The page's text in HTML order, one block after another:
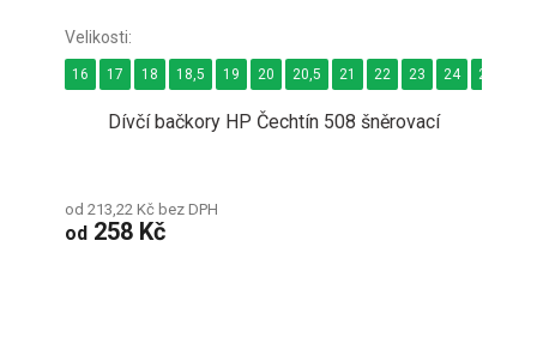
Dívčí bačkory HP Čechtín 508 šněrovací
od 213,22 Kč bez DPH
od 258 Kč
16 17 18 18,5 19 20 20,5 21 22 23 24 24,5